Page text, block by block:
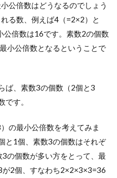
公倍数はどうなるのでしょう
る数、例えば4（=2×2）と
倍数は16です。素数2の個数
小公倍数となるということで
ば、素数3の個数（2個と3
す。
の最小公倍数を考えてみま
と1個、素数3の個数はそれぞ
の個数が多い方をとって、最
2個、すなわち2×2×3×3=36